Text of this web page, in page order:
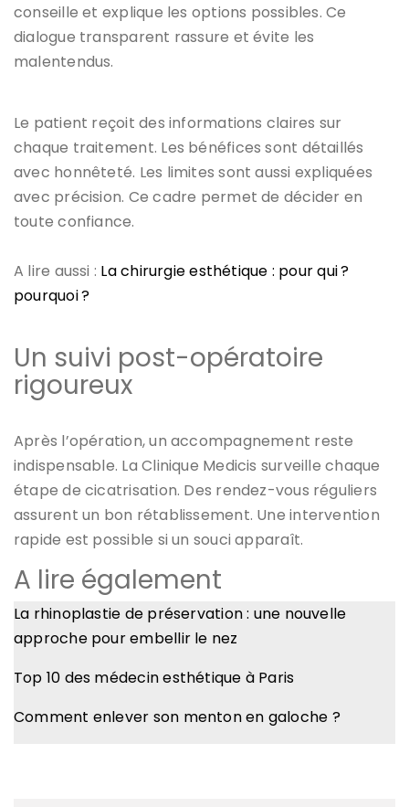
conseille et explique les options possibles. Ce
dialogue transparent rassure et évite les
malentendus.
Le patient reçoit des informations claires sur
chaque traitement. Les bénéfices sont détaillés
avec honnêteté. Les limites sont aussi expliquées
avec précision. Ce cadre permet de décider en
toute confiance.
A lire aussi : La chirurgie esthétique : pour qui ?
pourquoi ?
Un suivi post-opératoire
rigoureux
Après l’opération, un accompagnement reste
indispensable. La Clinique Medicis surveille chaque
étape de cicatrisation. Des rendez-vous réguliers
assurent un bon rétablissement. Une intervention
rapide est possible si un souci apparaît.
A lire également
La rhinoplastie de préservation : une nouvelle
approche pour embellir le nez
Top 10 des médecin esthétique à Paris
Comment enlever son menton en galoche ?